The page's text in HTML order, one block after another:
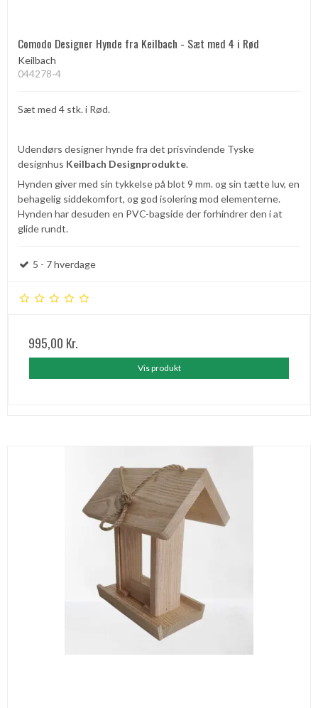
Comodo Designer Hynde fra Keilbach - Sæt med 4 i Rød
Keilbach
044278-4
Sæt med 4 stk. i Rød.
Udendørs designer hynde fra det prisvindende Tyske
designhus Keilbach Designprodukte.
Hynden giver med sin tykkelse på blot 9 mm. og sin tætte luv, en
behagelig siddekomfort, og god isolering mod elementerne.
Hynden har desuden en PVC-bagside der forhindrer den i at
glide rundt.
5 - 7 hverdage
995,00 Kr.
Vis produkt